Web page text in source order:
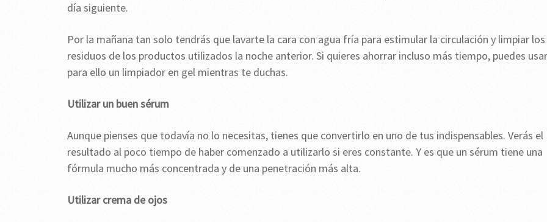
día siguiente.
Por la mañana tan solo tendrás que lavarte la cara con agua fría para estimular la circulación y limpiar los
residuos de los productos utilizados la noche anterior. Si quieres ahorrar incluso más tiempo, puedes usar
para ello un limpiador en gel mientras te duchas.
Utilizar un buen sérum
Aunque pienses que todavía no lo necesitas, tienes que convertirlo en uno de tus indispensables. Verás el
resultado al poco tiempo de haber comenzado a utilizarlo si eres constante. Y es que un sérum tiene una
fórmula mucho más concentrada y de una penetración más alta.
Utilizar crema de ojos